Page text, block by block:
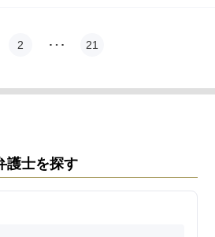
2 … 21
護士を探す